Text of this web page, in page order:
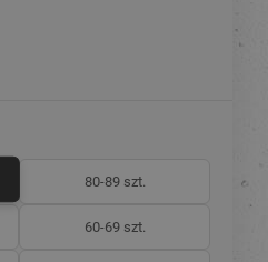
80-89 szt.
60-69 szt.